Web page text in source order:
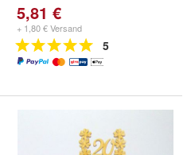
5,81 €
+ 1,80 € Versand
5